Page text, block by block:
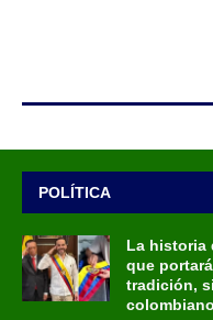
POLÍTICA
La historia
que
tradición,